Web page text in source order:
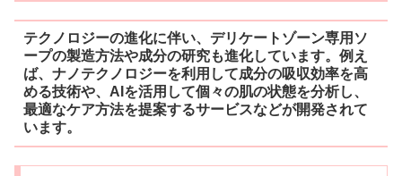
テクノロジーの進化に伴い、デリケートゾーン専用ソ
ープの製造方法や成分の研究も進化しています。例え
ば、ナノテクノロジーを利用して成分の吸収効率を高
める技術や、AIを活用して個々の肌の状態を分析し、
最適なケア方法を提案するサービスなどが開発されて
います。